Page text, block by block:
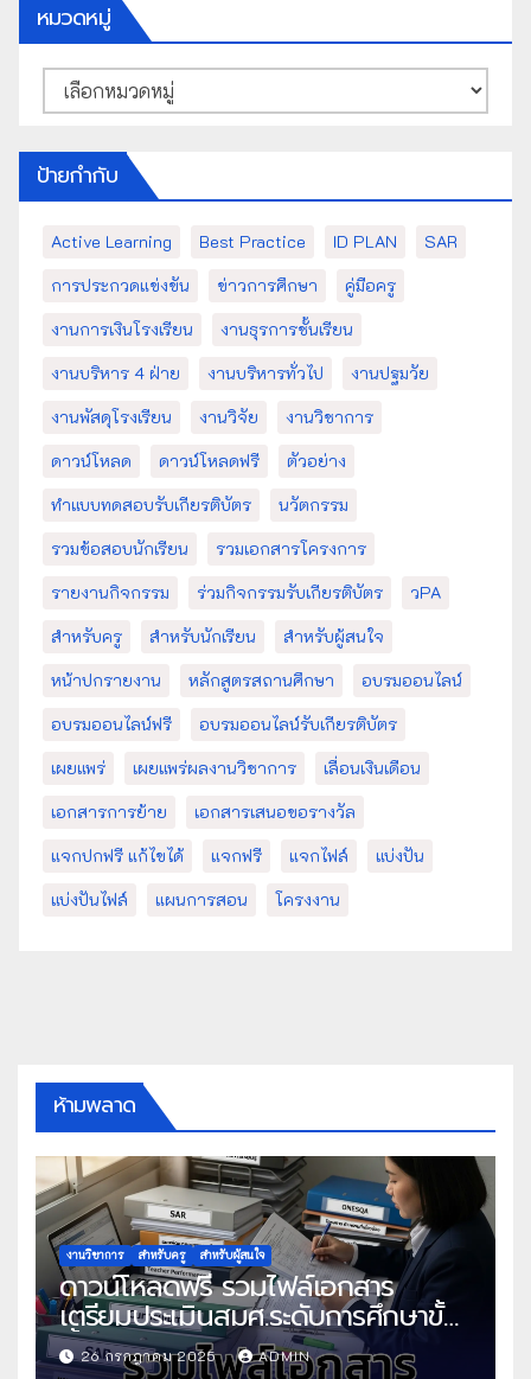
หมวดหมู่
หมวด
หมู่
ป้ายกำกับ
Active Learning Best Practice ID PLAN
SAR
การประกวดแข่งขัน
ข่าวการศึกษา
คู่มือครู
งานการเงินโรงเรียน
งานธุรการชั้นเรียน
งานบริหาร 4 ฝ่าย
งานบริหารทั่วไป
งานปฐมวัย
งานพัสดุโรงเรียน
งานวิจัย
งานวิชาการ
ดาวน์โหลด
ดาวน์โหลดฟรี
ตัวอย่าง
ทำแบบทดสอบรับเกียรติบัตร
นวัตกรรม
รวมข้อสอบนักเรียน
รวมเอกสารโครงการ
รายงานกิจกรรม
ร่วมกิจกรรมรับเกียรติบัตร
วPA
สำหรับครู
สำหรับนักเรียน
สำหรับผู้สนใจ
หน้าปกรายงาน
หลักสูตรสถานศึกษา
อบรมออนไลน์
อบรมออนไลน์ฟรี
อบรมออนไลน์รับเกียรติบัตร
เผยแพร่
เผยแพร่ผลงานวิชาการ
เลื่อนเงินเดือน
เอกสารการย้าย
เอกสารเสนอขอรางวัล
แจกปกฟรี แก้ไขได้
แจกฟรี แจกไฟล์
แบ่งปัน
แบ่งปันไฟล์
แผนการสอน โครงงาน
ห้ามพลาด
งานวิชาการ สำหรับครู สำหรับผู้สนใจ
ดาวน์โหลดฟรี รวมไฟล์เอกสาร
เตรียมประเมินสมศ.ระดับการศึกษาขั้น
พื้นฐาน
26 กรกฎาคม 2025 ADMIN